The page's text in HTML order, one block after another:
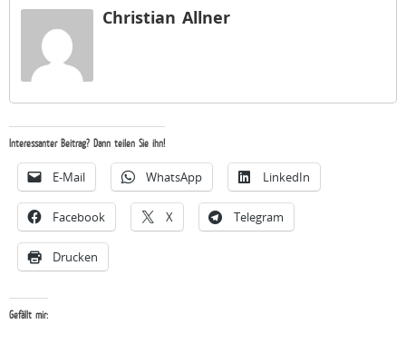
Christian Allner
Interessanter Beitrag? Dann teilen Sie ihn!
E-Mail WhatsApp LinkedIn
Facebook X Telegram
Drucken
Gefällt mir: